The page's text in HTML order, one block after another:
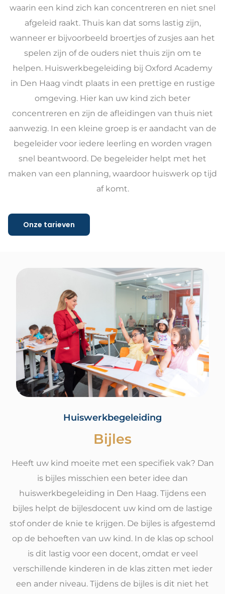
waarin een kind zich kan concentreren en niet snel
afgeleid raakt. Thuis kan dat soms lastig zijn,
wanneer er bijvoorbeeld broertjes of zusjes aan het
spelen zijn of de ouders niet thuis zijn om te
helpen. Huiswerkbegeleiding bij Oxford Academy
in Den Haag vindt plaats in een prettige en rustige
omgeving. Hier kan uw kind zich beter
concentreren en zijn de afleidingen van thuis niet
aanwezig. In een kleine groep is er aandacht van de
begeleider voor iedere leerling en worden vragen
snel beantwoord. De begeleider helpt met het
maken van een planning, waardoor huiswerk op tijd
af komt.
Onze tarieven
Huiswerkbegeleiding
Bijles
Heeft uw kind moeite met een specifiek vak? Dan
is bijles misschien een beter idee dan
huiswerkbegeleiding in Den Haag. Tijdens een
bijles helpt de bijlesdocent uw kind om de lastige
stof onder de knie te krijgen. De bijles is afgestemd
op de behoeften van uw kind. In de klas op school
is dit lastig voor een docent, omdat er veel
verschillende kinderen in de klas zitten met ieder
een ander niveau. Tijdens de bijles is dit niet het